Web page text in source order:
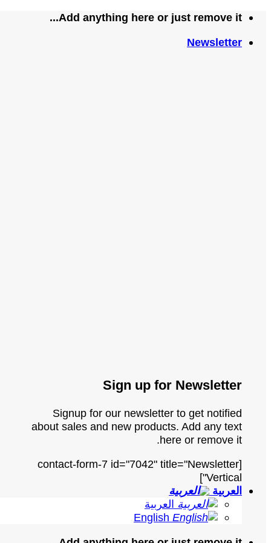
تخطيAdd anything here or just remove it...
Newsletter
Sign up for Newsletter
Signup for our newsletter to get notified
about sales and new products. Add any text
here or remove it.
[contact-form-7 id="7042" title="Newsletter
Vertical"]
العربية
العربية